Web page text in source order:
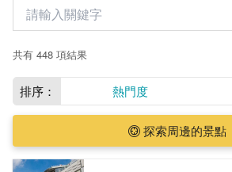
共有 448 項結果
排序： 熱門度
探索周邊的景點